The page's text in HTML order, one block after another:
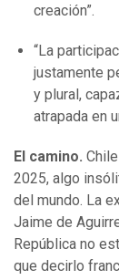
creación”.
“La
justamente
y plural,
atrapada en
El camino.
2025, algo
del mundo. La
Jaime de
República no
que decirlo